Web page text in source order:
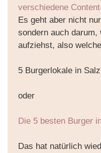
verschiedene
Es geht aber nicht
sondern auch darum,
aufziehst, also
5 Burgerlokale in
oder
Die 5 besten Burger
Das hat natürlich